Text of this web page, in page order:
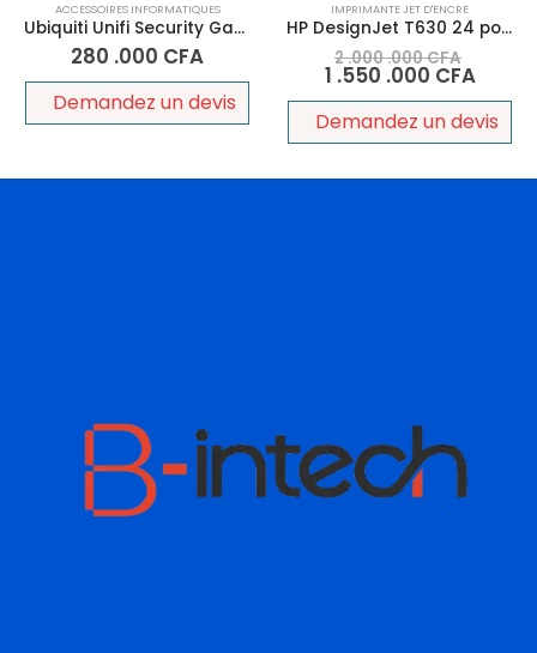
IMPRIMANTE JET D'ENCRE
2 .000 .000CFA
1 .550 .000CFA
Demandez un devis
IMPRIMANTE JET D'ENCRE
HP Officejet Pro 7740 Imprimante Multifonction Couleur A3
320 .000CFA
300 .000 CFA
Demandez un devis